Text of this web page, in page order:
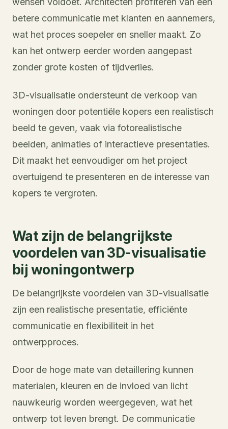
betere communicatie met klanten en aannemers,
wat het proces soepeler en sneller maakt. Zo
kan het ontwerp eerder worden aangepast
zonder grote kosten of tijdverlies.
3D-visualisatie ondersteunt de verkoop van
woningen door potentiële kopers een realistisch
beeld te geven, vaak via fotorealistische
beelden, animaties of interactieve presentaties.
Dit maakt het eenvoudiger om het project
overtuigend te presenteren en de interesse van
kopers te vergroten.
Wat zijn de belangrijkste
voordelen van 3D-visualisatie
bij woningontwerp
De belangrijkste voordelen van 3D-visualisatie
zijn een realistische presentatie, efficiënte
communicatie en flexibiliteit in het
ontwerpproces.
Door de hoge mate van detaillering kunnen
materialen, kleuren en de invloed van licht
nauwkeurig worden weergegeven, wat het
ontwerp tot leven brengt. De communicatie